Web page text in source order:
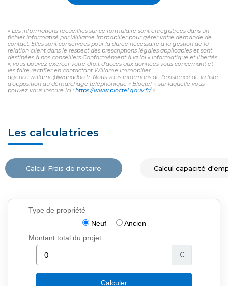
« Les informations recueillies sur ce formulaire sont enregistrées dans un
fichier informatisé par Willame Immobilier pour gérer votre demande de
contact. Elles sont conservées pour la durée nécessaire à la gestion de la
relation client dans le respect des prescriptions légales applicables et sont
destinées à nos conseillers Conformément à la loi « informatique et libertés
», vous pouvez exercer votre droit d'accès aux données vous concernant et
les faire rectifier en contactant Willame Immobilier
agence.willame@wanadoo.fr. Nous vous informons de l'existence de la liste
d'opposition au démarchage téléphonique « Bloctel », sur laquelle vous
pouvez vous inscrire ici : https://www.bloctel.gouv.fr/»
Les calculatrices
Calcul Frais de notaire Calcul capacité